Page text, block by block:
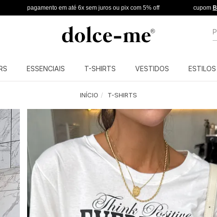
em até 6x sem juros ou pix com 5% off BEMVINDA
ESSENCIAIS T-SHIRTS VESTIDOS ESTILOS
INÍCIO T-SHIRTS